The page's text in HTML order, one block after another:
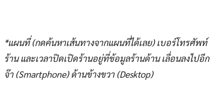
*แผนที่ (กดค้นหาเส้นทางจากแผนที่ได้เลย) เบอร์โทรศัพท์
ร้าน และเวลาปิดเปิดร้านอยู่ที่ข้อมูลร้านด้าน เลื่อนลงไปอีก
จ๊า (Smartphone) ด้านข้างขวา (Desktop)